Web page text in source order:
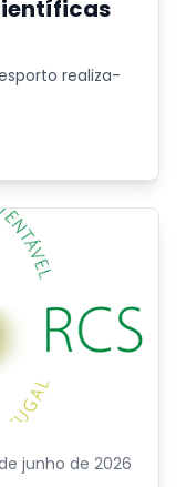
realiza-
junho de 2026